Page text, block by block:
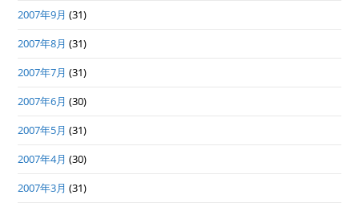
2007年9月 (31)
2007年8月 (31)
2007年7月 (31)
2007年6月 (30)
2007年5月 (31)
2007年4月 (30)
2007年3月 (31)